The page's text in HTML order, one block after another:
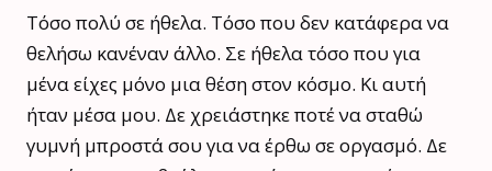
Τόσο πολύ σε ήθελα. Τόσο που δεν κατάφερα να
θελήσω κανέναν άλλο. Σε ήθελα τόσο που για
μένα είχες μόνο μια θέση στον κόσμο. Κι αυτή
ήταν μέσα μου. Δε χρειάστηκε ποτέ να σταθώ
γυμνή μπροστά σου για να έρθω σε οργασμό. Δε